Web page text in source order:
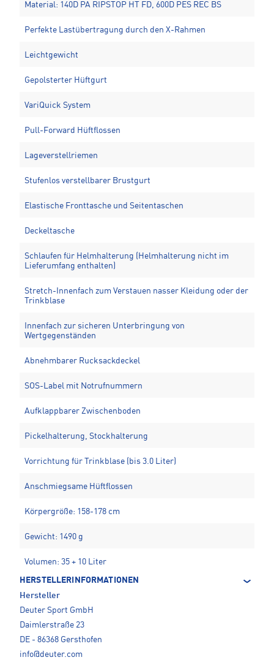
Material: 140D PA RIPSTOP HT FD, 600D PES REC BS
Perfekte Lastübertragung durch den X-Rahmen
Leichtgewicht
Gepolsterter Hüftgurt
VariQuick System
Pull-Forward Hüftflossen
Lageverstellriemen
Stufenlos verstellbarer Brustgurt
Elastische Fronttasche und Seitentaschen
Deckeltasche
Schlaufen für Helmhalterung (Helmhalterung nicht im
Lieferumfang enthalten)
Stretch-Innenfach zum Verstauen nasser Kleidung oder der
Trinkblase
Innenfach zur sicheren Unterbringung von
Wertgegenständen
Abnehmbarer Rucksackdeckel
SOS-Label mit Notrufnummern
Aufklappbarer Zwischenboden
Pickelhalterung, Stockhalterung
Vorrichtung für Trinkblase (bis 3.0 Liter)
Anschmiegsame Hüftflossen
Körpergröße: 158-178 cm
Gewicht: 1490 g
Volumen: 35 + 10 Liter
HERSTELLERINFORMATIONEN
Hersteller
Deuter Sport GmbH
Daimlerstraße 23
DE - 86368 Gersthofen
info@deuter.com